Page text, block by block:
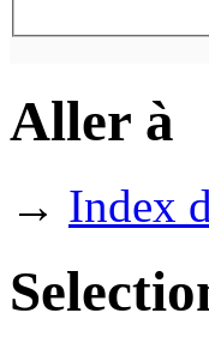
Aller à
→ Index